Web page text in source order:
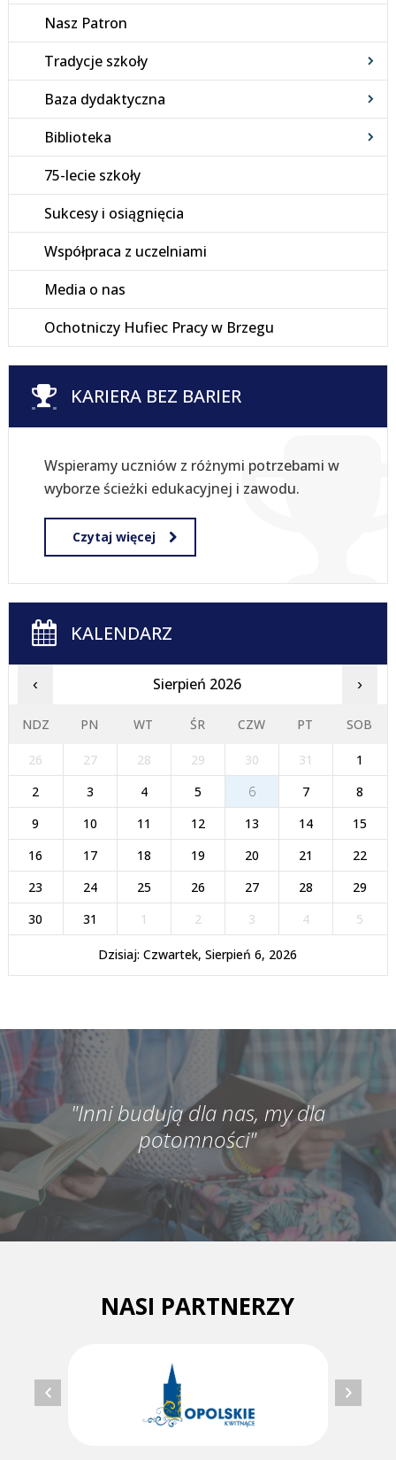
Nasz Patron
Tradycje szkoły
Baza dydaktyczna
Biblioteka
75-lecie szkoły
Sukcesy i osiągnięcia
Współpraca z uczelniami
Media o nas
Ochotniczy Hufiec Pracy w Brzegu
KARIERA BEZ BARIER
Wspieramy uczniów z różnymi potrzebami w
wyborze ścieżki edukacyjnej i zawodu.
Czytaj więcej
KALENDARZ
‹ Sierpień 2026 ›
NDZ PN WT ŚR CZW PT SOB
26 27 28 29 30 31
1
2
3 4 5 6 7
8
9
10 11 12 13 14
15
16
17 18 19 20 21
22
23
24 25 26 27 28
29
30
31 1 2 3 4 5
Dzisiaj: Czwartek, Sierpień 6, 2026
"Inni budują dla nas, my dla
potomności"
NASI PARTNERZY